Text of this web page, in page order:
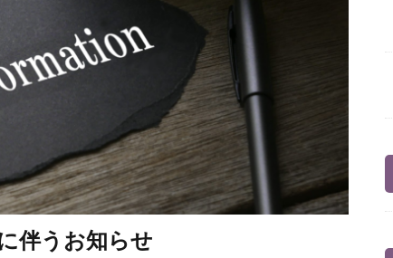
伴うお知らせ